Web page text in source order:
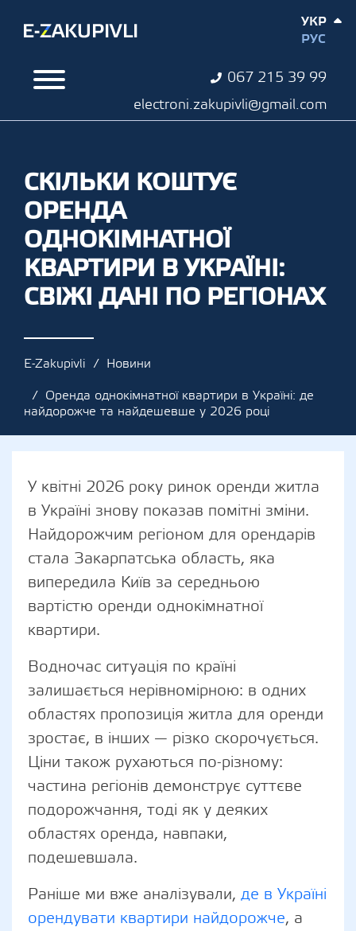
067 215 39 99
electroni.zakupivli@gmail.com
УКР
РУС
СКІЛЬКИ КОШТУЄ
ОРЕНДА
ОДНОКІМНАТНОЇ
КВАРТИРИ В УКРАЇНІ:
СВІЖІ ДАНІ ПО РЕГІОНАХ
E-Zakupivli
Новини
Оренда однокімнатної квартири в Україні: де
найдорожче та найдешевше у 2026 році
У квітні 2026 року ринок оренди житла
в Україні знову показав помітні зміни.
Найдорожчим регіоном для орендарів
стала Закарпатська область, яка
випередила Київ за середньою
вартістю оренди однокімнатної
квартири.
Водночас ситуація по країні
залишається нерівномірною: в одних
областях пропозиція житла для оренди
зростає, в інших — різко скорочується.
Ціни також рухаються по-різному:
частина регіонів демонструє суттєве
подорожчання, тоді як у деяких
областях оренда, навпаки,
подешевшала.
Раніше ми вже аналізували, де в Україні
орендувати квартири найдорожче, а